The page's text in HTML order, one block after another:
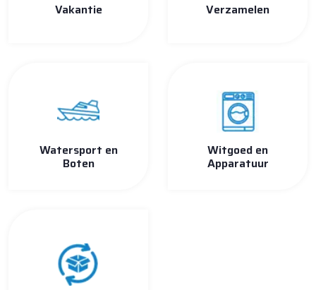
Vakantie Verzamelen
Watersport en
Boten
Witgoed en
Apparatuur